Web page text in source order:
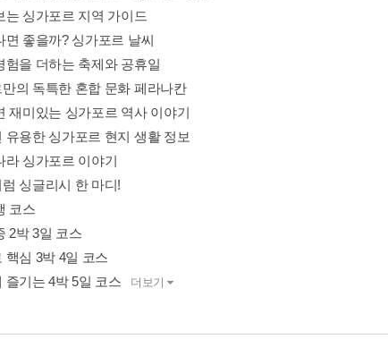
는 싱가포르 지역 가이드
면 좋을까? 싱가포르 날씨
험을 더하는 축제와 공휴일
의 독특한 혼합 문화 페라나칸
재미있는 싱가포르 역사 이야기
유용한 싱가포르 현지 생활 정보
라 싱가포르 이야기
싱글리시 한 마디!
코스
2박 3일 코스
핵심 3박 4일 코스
즐기는 4박 5일 코스
더보기